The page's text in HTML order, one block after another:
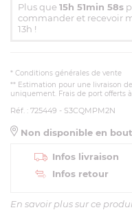
Plus que 15h 51min 57s
commander et recevoir
13h !
* Conditions générales de vente
** Estimation pour une livraison
uniquement. Frais de port offerts
Réf. : 725449 - S3CQMPM2N
Non disponible en
Infos livraison
Infos retour
En savoir plus sur ce